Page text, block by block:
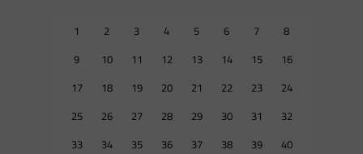
1 2 3 4 5 6 7
8
9
10 11 12 13 14 15
16
17
18 19 20 21 22 23
24
25
26 27 28 29 30 31
32
33
34 35 36 37 38 39
40